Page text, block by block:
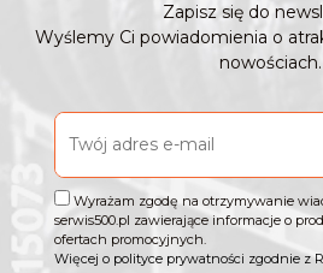
Zapisz się do
Wyślemy Ci powiadomienia o
nowościach.
Wyrażam zgodę na otrzymywanie
serwis500.pl zawierające informacje o
ofertach promocyjnych.
Więcej o polityce prywatności zgodnie z